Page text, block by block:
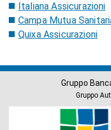
Italiana Assicurazioni
Campa Mutua
Quixa Assicurazioni
Gruppo
Gruppo
Banche